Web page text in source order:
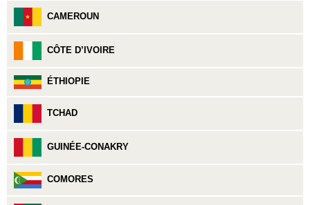
CAMEROUN
CÔTE D’IVOIRE
ÉTHIOPIE
TCHAD
GUINÉE-CONAKRY
COMORES